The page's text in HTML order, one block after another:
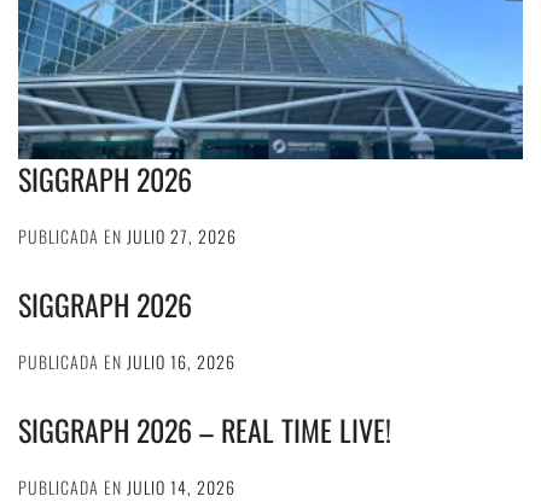
SIGGRAPH 2026
PUBLICADA EN JULIO 27, 2026
SIGGRAPH 2026
PUBLICADA EN JULIO 16, 2026
SIGGRAPH 2026 – REAL TIME LIVE!
PUBLICADA EN JULIO 14, 2026